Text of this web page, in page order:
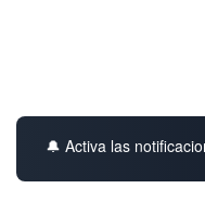
🔔 Activa las